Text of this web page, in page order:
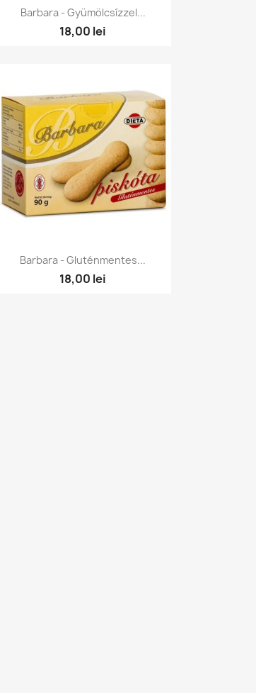
Előnézet
Barbara - Gyümölcsízzel...
18,00 lei
Előnézet
Barbara - Gluténmentes...
18,00 lei